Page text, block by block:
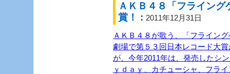
ＡＫＢ４８「フライン
賞！ : 2011年12月31日
ＡＫＢ４８が歌う、「フライン
劇場で第５３回日本レコード大
が、今年2011年は、発売したシ
ｙｄａｙ、カチューシャ、フラ